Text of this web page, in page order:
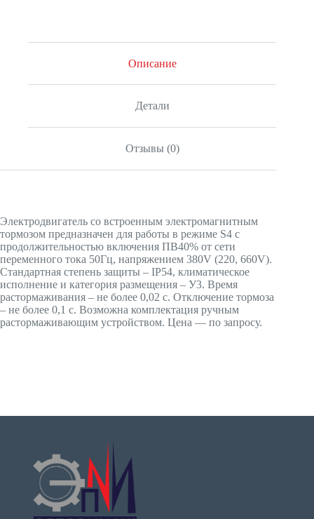
Описание
Детали
Отзывы (0)
Электродвигатель со встроенным электромагнитным
тормозом предназначен для работы в режиме S4 с
продолжительностью включения ПВ40% от сети
переменного тока 50Гц, напряжением 380V (220, 660V).
Стандартная степень защиты – IP54, климатическое
исполнение и категория размещения – У3. Время
растормаживания – не более 0,02 с. Отключение тормоза
– не более 0,1 с. Возможна комплектация ручным
растормаживающим устройством. Цена — по запросу.